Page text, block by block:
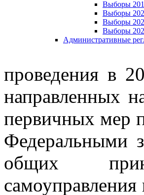
Выборы
Выборы
Выборы
Выборы
Административные
проведения в
направленных
первичных мер
Федеральными
общих